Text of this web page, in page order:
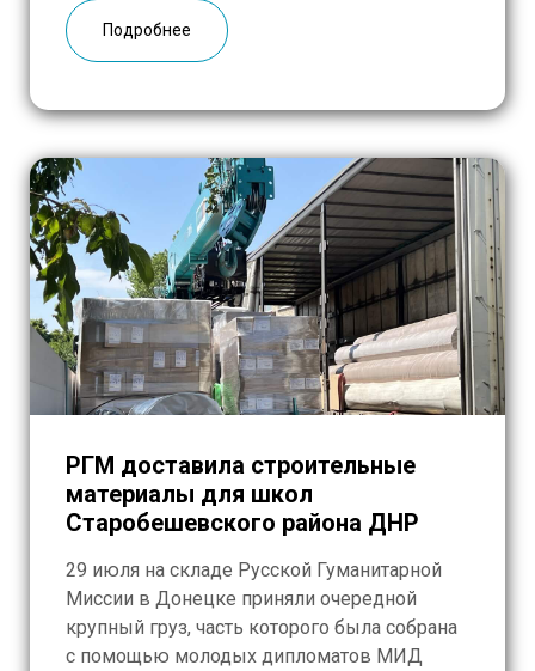
ситуация в котором, по словам местной
жительницы, сложилась катастрофическая
— люди там практически голодают. 30 июля
Подробнее
РГМ доставила строительные
материалы для школ
Старобешевского района ДНР
29 июля на складе Русской Гуманитарной
Миссии в Донецке приняли очередной
крупный груз, часть которого была собрана
с помощью молодых дипломатов МИД